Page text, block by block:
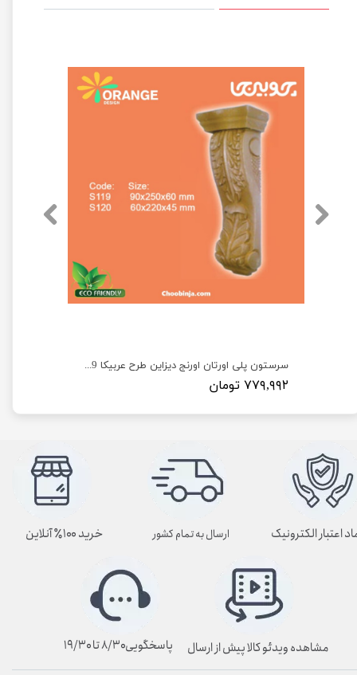
سرستون پلی اورتان اورنج دیزاین طرح عربیکا S119 و S120
۷۷۹,۹۹۲ تومان
ارسال به تمام کشور
پاسخگویی۸/۳۰ تا ۱۹/۳۰
اعتبار الکترونیک خرید ۱۰۰٪ آنلاین
مشاهده ویدئو کالا پیش از ارسال